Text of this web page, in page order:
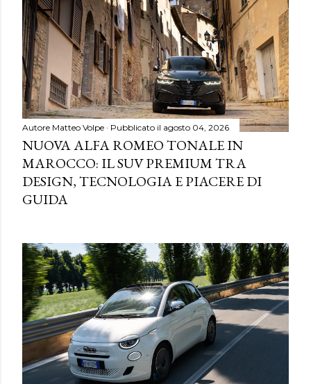
Autore Matteo Volpe Pubblicato il agosto 04, 2026
NUOVA ALFA ROMEO TONALE IN
MAROCCO: IL SUV PREMIUM TRA
DESIGN, TECNOLOGIA E PIACERE DI
GUIDA